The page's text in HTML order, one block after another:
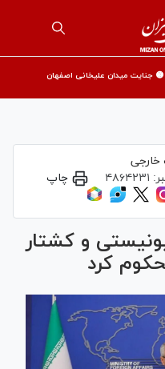
🟡 جنایت میدان علیخانی اصفهان
۴۸۶۴۲۳۱ چاپ
و کشتار
کرد